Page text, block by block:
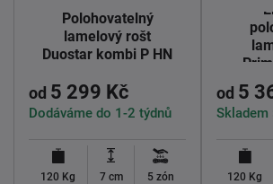
Polohovatelný
lamelový rošt
Duostar kombi P HN
od 5 299 Kč
Dodáváme do 1-2 týdnů
120 Kg 7 cm 5 zón
od 5
Skladem
120 Kg